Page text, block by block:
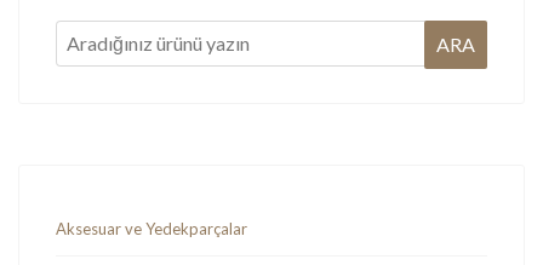
Aksesuar ve Yedekparçalar